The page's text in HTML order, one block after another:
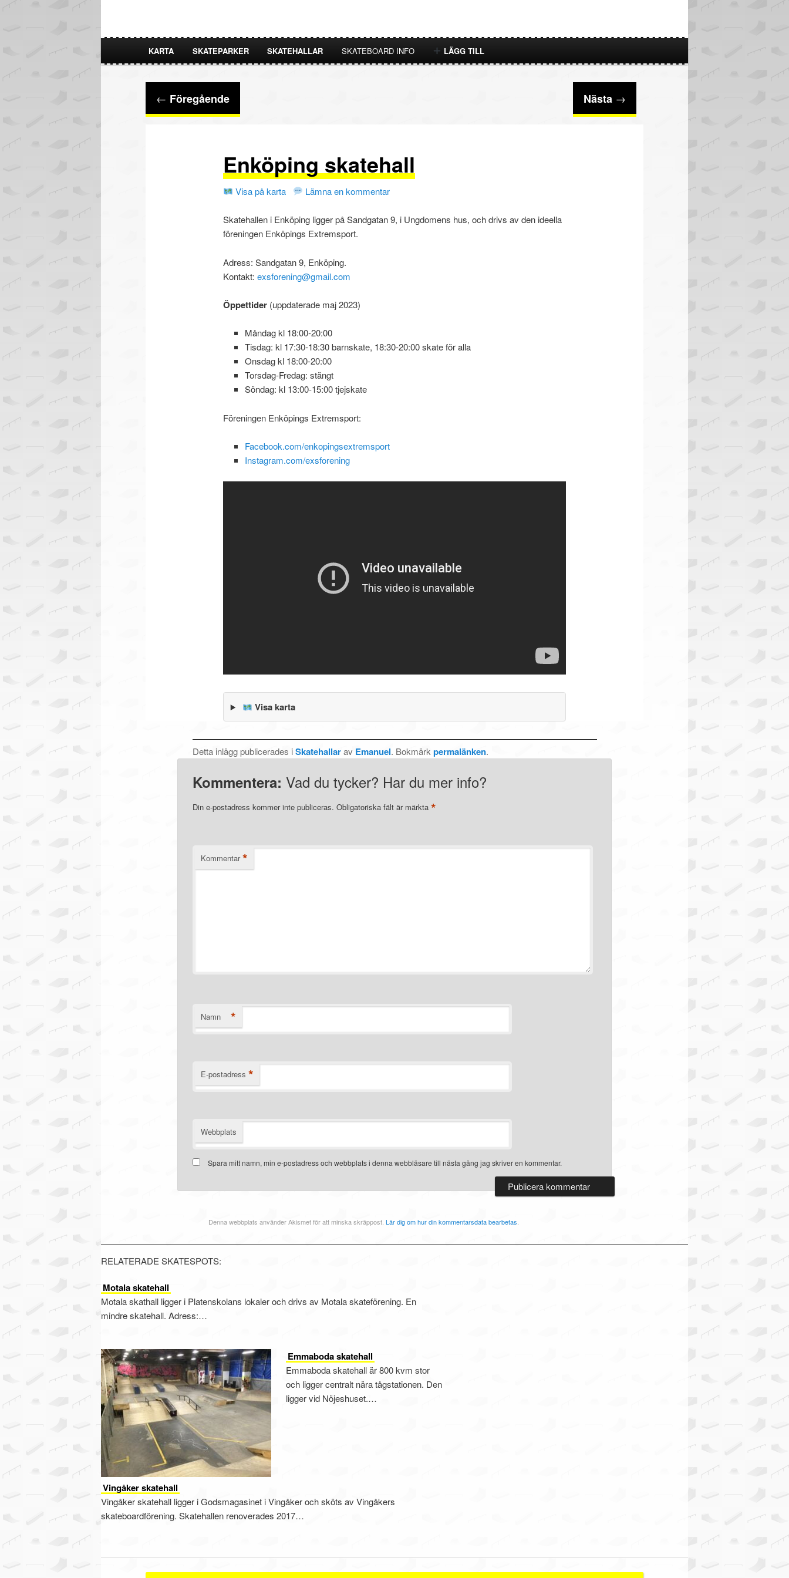
HOPPA
TILL
PRIMÄRT
HOPPA
TILL
SEKUNDÄRT
KARTA SKATEPARKER SKATEHALLAR SKATEBOARD INFO LÄGG TILL
Inläggsnavigering
← Föregående Nästa →
Enköping skatehall
Visa på karta Lämna en kommentar
Skatehallen i Enköping ligger på Sandgatan 9, i Ungdomens hus, och drivs av den ideella
föreningen Enköpings Extremsport.
Adress: Sandgatan 9, Enköping.
Kontakt: exsforening@gmail.com
Öppettider(uppdaterade maj 2023)
Måndag kl 18:00-20:00
Tisdag: kl 17:30-18:30 barnskate, 18:30-20:00 skate för alla
Onsdag kl 18:00-20:00
Torsdag-Fredag: stängt
Söndag: kl 13:00-15:00 tjejskate
Föreningen Enköpings Extremsport:
Facebook.com/enkopingsextremsport
Instagram.com/exsforening
Visa karta
Detta inlägg publicerades iSkatehallarav Emanuel. Bokmärk permalänken.
Kommentera: Vad du tycker? Har du mer info?
Din e-postadress kommer inte publiceras. Obligatoriska fält är märkta *
Kommentar *
Namn *
E-postadress *
Webbplats
Spara mitt namn, min e-postadress och webbplats i denna webbläsare till nästa gång jag skriver en kommentar.
Denna webbplats använder Akismet för att minska skräppost. Lär dig om hur din kommentarsdata bearbetas.
RELATERADE SKATESPOTS:
Motala skatehall
Motala skathall ligger i Platenskolans lokaler och drivs av Motala skateförening. En
mindre skatehall. Adress:…
Emmaboda skatehall
Emmaboda skatehall är 800 kvm stor
och ligger centralt nära tågstationen. Den
ligger vid Nöjeshuset.…
Vingåker skatehall
Vingåker skatehall ligger i Godsmagasinet i Vingåker och sköts av Vingåkers
skateboardförening. Skatehallen renoverades 2017…